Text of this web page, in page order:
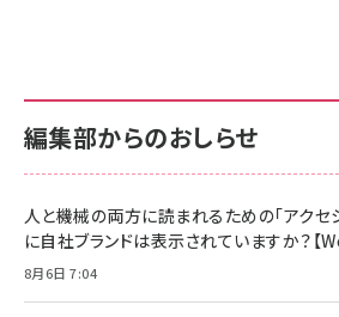
￥880
anan(アンアン)2026/
スペシャルエディション[
￥1,100
年後半、あなたの恋と運
サポート正規品 メーカー
NIMASO ガラスフィルム
すい ガイド枠付き い
2枚セット DSP25F1698
￥1,599
【New】Amazon Fire
サポート正規品 メーカー
Amazon eギフトカード
￥5,000
ケーブル Anker絡まない
編集部からのおしらせ
人と機械の両方に読まれるための「アクセ
に自社ブランドは表示されていますか？【
8月6日 7:04